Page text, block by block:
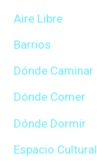
Aire Libre
Barrios
Dónde Caminar
Dónde Comer
Dónde Dormir
Espacio Cultural